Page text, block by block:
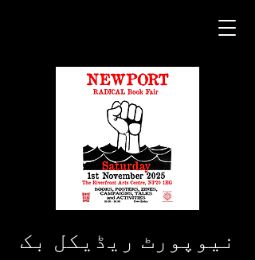
نیوپورٹ ریڈیکل بک